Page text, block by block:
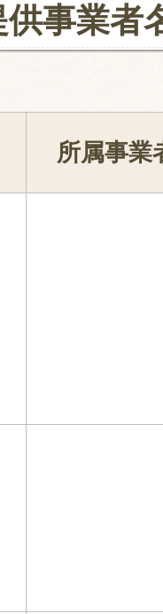
事業者
所属事業